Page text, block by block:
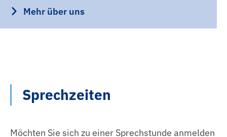
Mehr über uns
Sprechzeiten
Möchten Sie sich zu einer Sprechstunde anmelden